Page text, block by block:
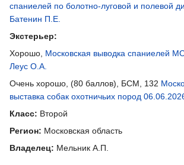
спаниелей по болотно-луговой и полевой
Батенин П.Е.
Экстерьер:
Хорошо, Московская выводка спаниелей
Леус О.А.
Очень хорошо, (80 баллов), БСМ, 132
выставка собак охотничьих пород
Класс: Второй
Регион: Московская область
Владелец: Мельник А.П.